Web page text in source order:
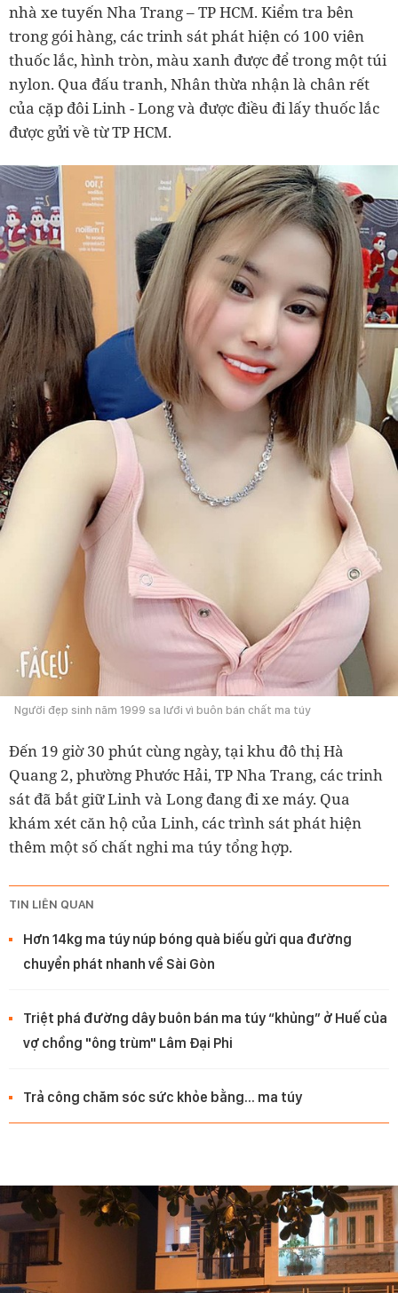
nhà xe tuyến Nha Trang – TP HCM. Kiểm tra bên
trong gói hàng, các trinh sát phát hiện có 100 viên
thuốc lắc, hình tròn, màu xanh được để trong một túi
nylon. Qua đấu tranh, Nhân thừa nhận là chân rết
của cặp đôi Linh - Long và được điều đi lấy thuốc lắc
được gửi về từ TP HCM.
Người đẹp sinh năm 1999 sa lưới vì buôn bán chất ma túy
Đến 19 giờ 30 phút cùng ngày, tại khu đô thị Hà
Quang 2, phường Phước Hải, TP Nha Trang, các trinh
sát đã bắt giữ Linh và Long đang đi xe máy. Qua
khám xét căn hộ của Linh, các trình sát phát hiện
thêm một số chất nghi ma túy tổng hợp.
TIN LIÊN QUAN
Hơn 14kg ma túy núp bóng quà biếu gửi qua đường
chuyển phát nhanh về Sài Gòn
Triệt phá đường dây buôn bán ma túy “khủng” ở Huế của
vợ chồng "ông trùm" Lâm Đại Phi
Trả công chăm sóc sức khỏe bằng... ma túy